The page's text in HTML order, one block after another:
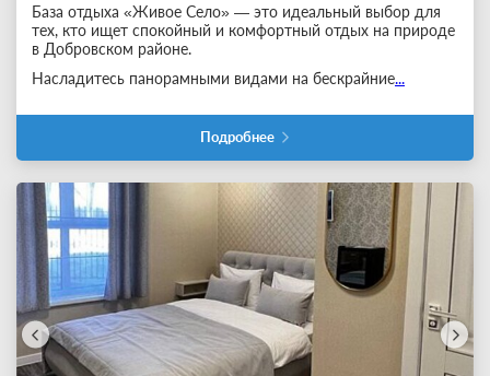
База отдыха «Живое Село» — это идеальный выбор для
тех, кто ищет спокойный и комфортный отдых на природе
в Добровском районе.
Насладитесь панорамными видами на бескрайние...
Подробнее